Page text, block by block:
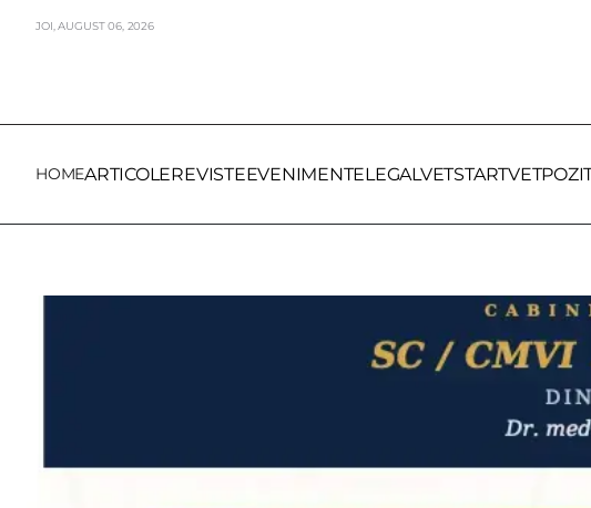
JOI,AUGUST06, 2026
HOMEARTICOLEREVISTEEVENIMENTELEGALVETSTARTVET